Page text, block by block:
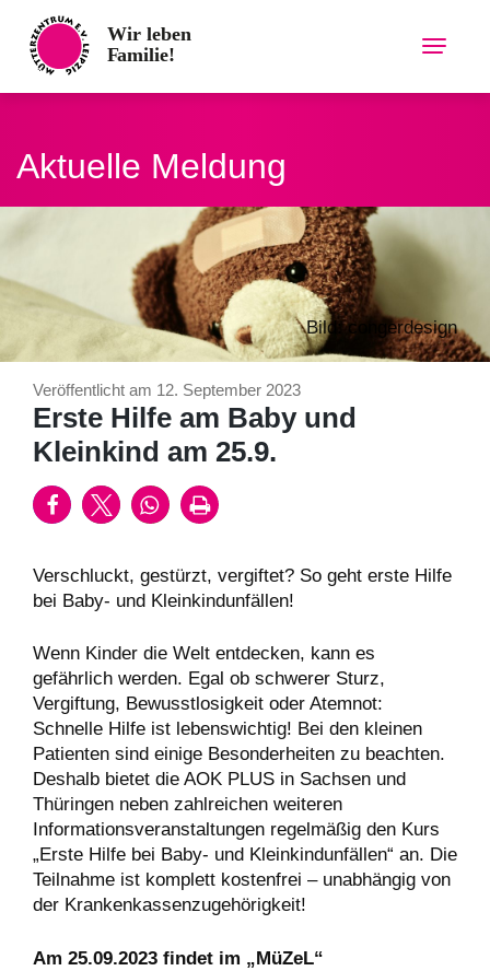
content
Aktuelle Meldung
Bild: congerdesign
Veröffentlicht am 12. September 2023
Erste Hilfe am Baby und
Kleinkind am 25.9.
Verschluckt, gestürzt, vergiftet? So geht erste Hilfe
bei Baby- und Kleinkindunfällen!
Wenn Kinder die Welt entdecken, kann es
gefährlich werden. Egal ob schwerer Sturz,
Vergiftung, Bewusstlosigkeit oder Atemnot:
Schnelle Hilfe ist lebenswichtig! Bei den kleinen
Patienten sind einige Besonderheiten zu beachten.
Deshalb bietet die AOK PLUS in Sachsen und
Thüringen neben zahlreichen weiteren
Informationsveranstaltungen regelmäßig den Kurs
„Erste Hilfe bei Baby- und Kleinkindunfällen“ an. Die
Teilnahme ist komplett kostenfrei – unabhängig von
der Krankenkassenzugehörigkeit!
Am 25.09.2023 findet im „MüZeL“